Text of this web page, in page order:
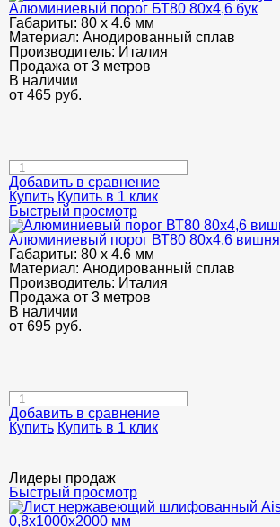
Алюминиевый порог БТ80 80х4,6 бук
Габариты: 80 х 4.6 мм
Материал: Анодированный сплав
Производитель: Италия
Продажа от 3 метров
В наличии
от 465 руб.
Добавить в сравнение
Купить Купить в 1 клик
Быстрый просмотр
Алюминиевый порог ВТ80 80х4,6 вишня
Габариты: 80 х 4.6 мм
Материал: Анодированный сплав
Производитель: Италия
Продажа от 3 метров
В наличии
от 695 руб.
Добавить в сравнение
Купить Купить в 1 клик
Лидеры продаж
Быстрый просмотр